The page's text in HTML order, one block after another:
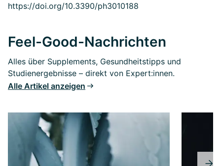
https://doi.org/10.3390/ph3010188
Feel-Good-Nachrichten
Alles über Supplements, Gesundheitstipps und
Studienergebnisse – direkt von Expert:innen.
Alle Artikel anzeigen